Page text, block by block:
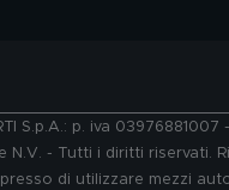
S.p.A.: p. iva
N.V. - Tutti i diritti
di utilizzare mezzi